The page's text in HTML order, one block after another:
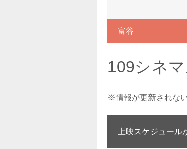
富谷
109シネ
※情報が更新されな
上映スケジュール